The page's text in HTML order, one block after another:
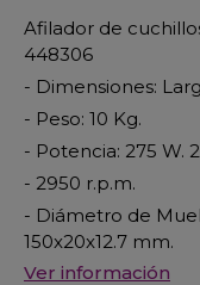
Afilador de
448306
- Dimensiones:
- Peso: 10 Kg.
- Potencia: 275 W.
- 2950 r.p.m.
- Diámetro de
150x20x12.7 mm.
Ver información